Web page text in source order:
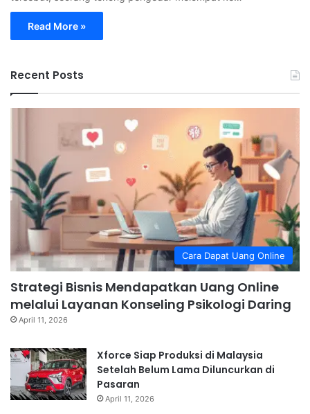
Read More »
Recent Posts
Cara Dapat Uang Online
Strategi Bisnis Mendapatkan Uang Online
melalui Layanan Konseling Psikologi Daring
April 11, 2026
Xforce Siap Produksi di Malaysia
Setelah Belum Lama Diluncurkan di
Pasaran
April 11, 2026